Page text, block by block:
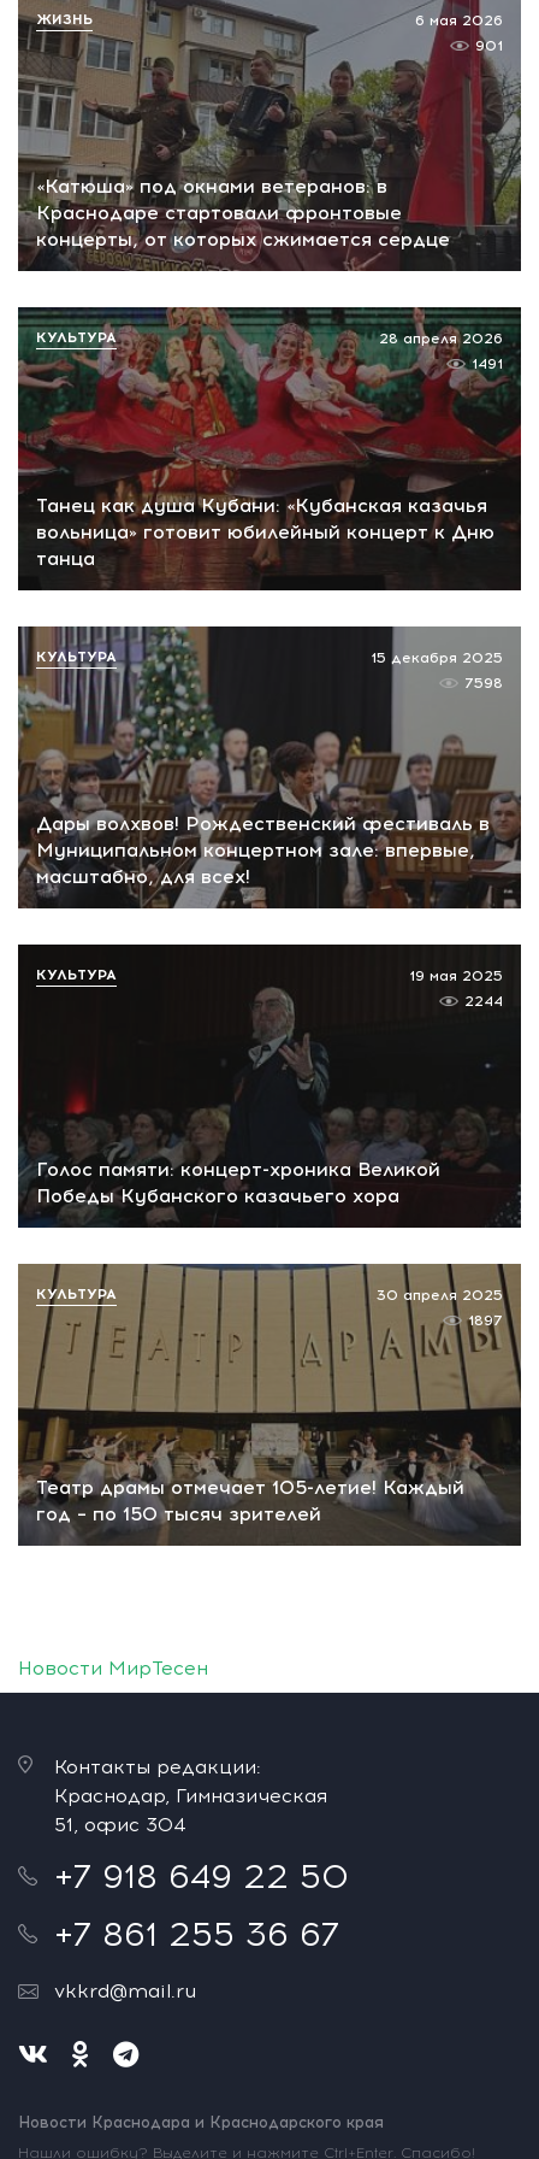
«Катюша» под окнами ветеранов: в
Краснодаре стартовали фронтовые
концерты, от которых сжимается сердце
6 мая 2026
901
ЖИЗНЬ
Танец как душа Кубани: «Кубанская казачья
вольница» готовит юбилейный концерт к Дню
танца
28 апреля 2026
1491
КУЛЬТУРА
Дары волхвов! Рождественский фестиваль в
Муниципальном концертном зале: впервые,
масштабно, для всех!
15 декабря 2025
7598
КУЛЬТУРА
Голос памяти: концерт-хроника Великой
Победы Кубанского казачьего хора
19 мая 2025
2244
КУЛЬТУРА
Театр драмы отмечает 105-летие! Каждый
год – по 150 тысяч зрителей
30 апреля 2025
1897
КУЛЬТУРА
Новости МирТесен
Контакты редакции:
Краснодар, Гимназическая
51, офис 304
+7 918 649 22 50
+7 861 255 36 67
vkkrd@mail.ru
Новости Краснодара и Краснодарского края
Нашли ошибку? Выделите и нажмите Ctrl+Enter. Спасибо!